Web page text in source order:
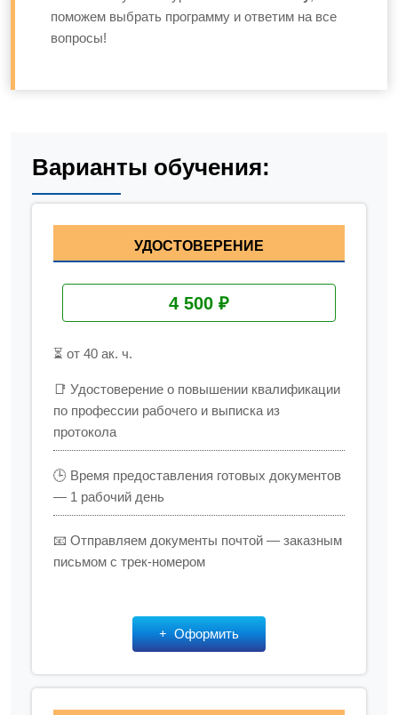
поможем выбрать программу и ответим на все
вопросы!
Варианты обучения:
УДОСТОВЕРЕНИЕ
4 500 ₽
⏳ от 40 ак. ч.
📑 Удостоверение о повышении квалификации
по профессии рабочего и выписка из
протокола
🕒 Время предоставления готовых документов
— 1 рабочий день
📧 Отправляем документы почтой — заказным
письмом с трек-номером
Оформить